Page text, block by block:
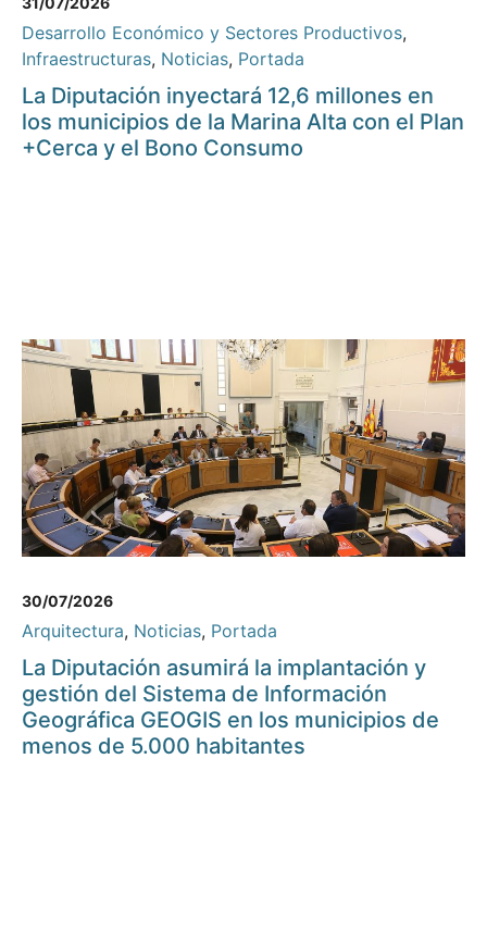
Desarrollo Económico y Sectores Productivos,
Infraestructuras, Noticias, Portada
La Diputación inyectará 12,6 millones en
los municipios de la Marina Alta con el Plan
+Cerca y el Bono Consumo
30/07/2026
Arquitectura, Noticias, Portada
La Diputación asumirá la implantación y
gestión del Sistema de Información
Geográfica GEOGIS en los municipios de
menos de 5.000 habitantes